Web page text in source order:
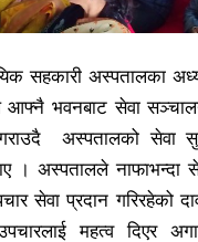
सहकारी अस्पतालका
भवनबाट सेवा
अस्पतालको सेवा
। अस्पतालले नाफाभन्दा
सेवा प्रदान गरिरहेको
महत्व दिएर